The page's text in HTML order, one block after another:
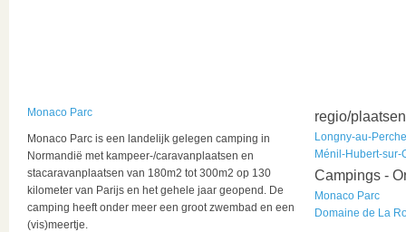
Monaco Parc
Monaco Parc is een landelijk gelegen camping in
Normandië met kampeer-/caravanplaatsen en
stacaravanplaatsen van 180m2 tot 300m2 op 130
kilometer van Parijs en het gehele jaar geopend. De
camping heeft onder meer een groot zwembad en een
(vis)meertje.
regio/plaatsen
Longny-au-Perche
Ménil-Hubert-sur-
Campings -
Monaco Parc
Domaine de La